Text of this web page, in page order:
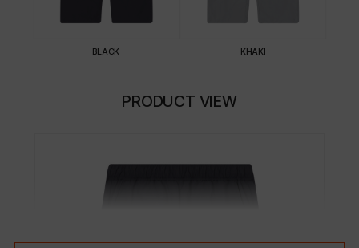
BLACK KHAKI
PRODUCT VIEW